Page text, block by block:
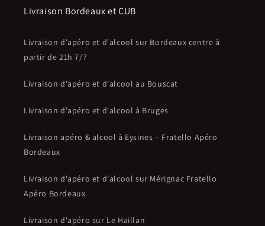
Livraison Bordeaux et CUB
Livraison d'apéro et d'alcool sur Bordeaux centre à
partir de 21h 7/7
Livraison d'apéro et d'alcool au Bouscat
Livraison d'apéro et d'alcool à Bruges
Livraison apéro & alcool à Eysines – Fratello Apéro
Bordeaux
Livraison d'apéro et d'alcool sur Mérignac Fratello
Apéro Bordeaux
Livraison d'apéro sur Le Haillan